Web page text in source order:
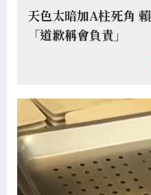
天色太暗加A柱死角
「道歉稱會負責」